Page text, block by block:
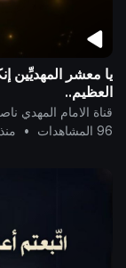
يا معشر المهديِّين
العظيم..
قناة الامام المهدي
96 المشاهدات
• منذ 2 سنوات